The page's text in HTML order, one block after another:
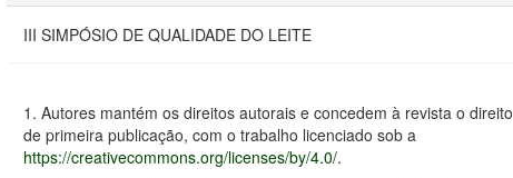
III SIMPÓSIO DE QUALIDADE DO LEITE
1. Autores mantém os direitos autorais e concedem à revista o direito
de primeira publicação, com o trabalho licenciado sob a
https://creativecommons.org/licenses/by/4.0/.